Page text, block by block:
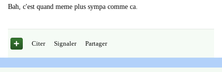
Bah, c'est quand meme plus sympa comme ca.
Citer Signaler Partager